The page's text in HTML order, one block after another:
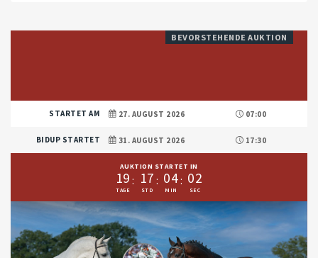
BEVORSTEHENDE AUKTION
STARTET AM 27. AUGUST 2026 07:00
BIDUP STARTET 31. AUGUST 2026 17:30
AUKTION STARTET IN
19 17 04 01